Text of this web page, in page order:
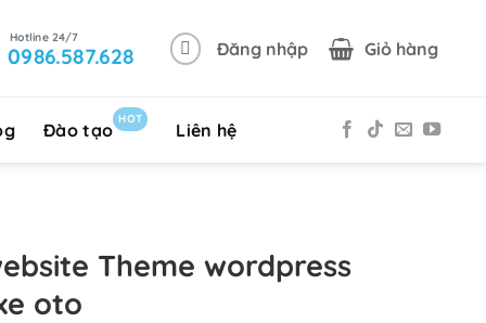
0986.587.628 Đăng nhập Giỏ hàng
Đào tạo
HOT
Liên hệ
Theme wordpress
oto